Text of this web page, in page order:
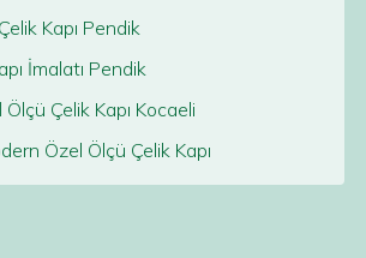
Kapı Pendik
İmalatı Pendik
Ölçü Çelik Kapı Kocaeli
Özel Ölçü Çelik Kapı